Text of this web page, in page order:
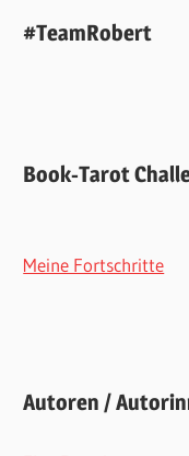
#TeamRobert
Book-Tarot
Meine Fortschritte
Autoren /